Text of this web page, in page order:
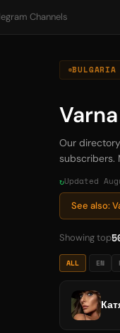
Channels
BULGARIA
Our
subscribers.
Updated
See also:
Showing top
ALL EN